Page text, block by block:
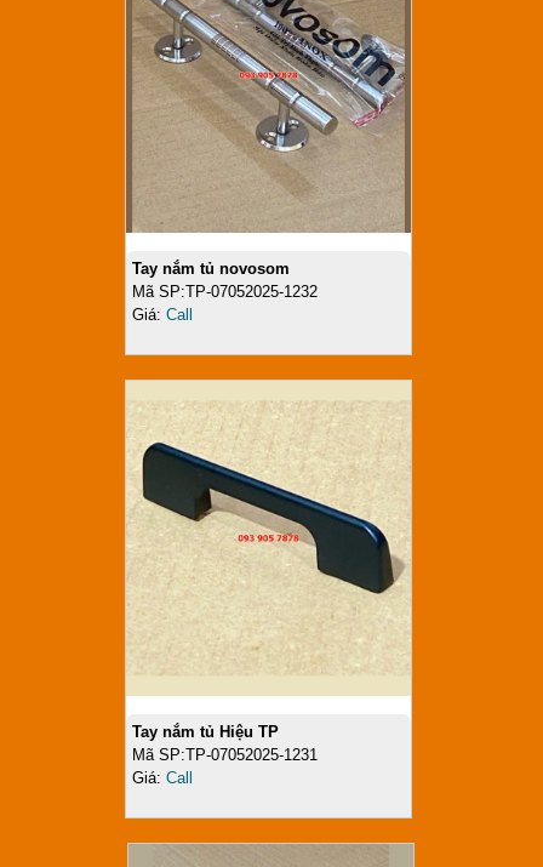
Tay nắm tủ novosom
Mã SP:TP-07052025-1232
Giá: Call
Tay nắm tủ Hiệu TP
Mã SP:TP-07052025-1231
Giá: Call